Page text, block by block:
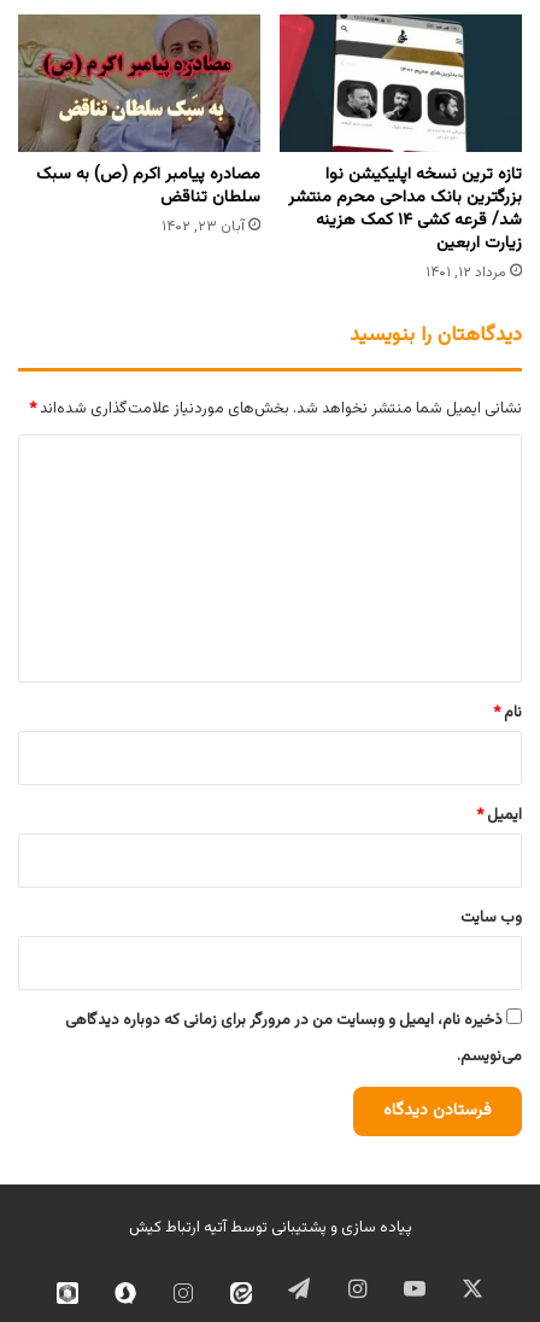
تازه ترین نسخه اپلیکیشن نوا
بزرگترین بانک مداحی محرم منتشر
شد/ قرعه کشی ۱۴ کمک هزینه
زیارت اربعین
مرداد ۱۲, ۱۴۰۱
مصادره پیامبر اکرم (ص) به سبک
سلطان تناقض
آبان ۲۳, ۱۴۰۲
دیدگاهتان را بنویسید
نشانی ایمیل شما منتشر نخواهد شد. بخش‌های موردنیاز علامت‌گذاری شده‌اند*
نام*
ایمیل*
وب‌ سایت
ذخیره نام، ایمیل و وبسایت من در مرورگر برای زمانی که دوباره دیدگاهی
می‌نویسم.
پیاده سازی و پشتیبانی توسطآتیه ارتباط کیش
ایکس یوتیوب اینستاگرامتلگرام ایتا اینستاگرامسروش